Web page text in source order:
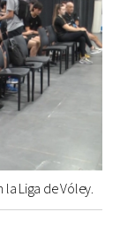
la Liga de Vóley.